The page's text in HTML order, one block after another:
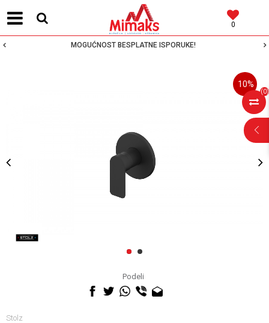
0
MOGUĆNOST BESPLATNE ISPORUKE!
(0)
1 2
10%
Podeli
Stolz